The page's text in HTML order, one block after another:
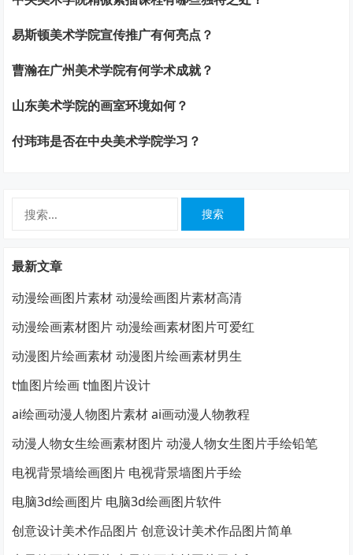
易斯顿美术学院宣传推广有何亮点？
曹瀚在广州美术学院有何学术成就？
山东美术学院的画室环境如何？
付玮玮是否在中央美术学院学习？
最新文章
动漫绘画图片素材 动漫绘画图片素材高清
动漫绘画素材图片 动漫绘画素材图片可爱红
动漫图片绘画素材 动漫图片绘画素材男生
t恤图片绘画 t恤图片设计
ai绘画动漫人物图片素材 ai画动漫人物教程
动漫人物女生绘画素材图片 动漫人物女生图片手绘铅笔
电视背景墙绘画图片 电视背景墙图片手绘
电脑3d绘画图片 电脑3d绘画图片软件
创意设计美术作品图片 创意设计美术作品图片简单